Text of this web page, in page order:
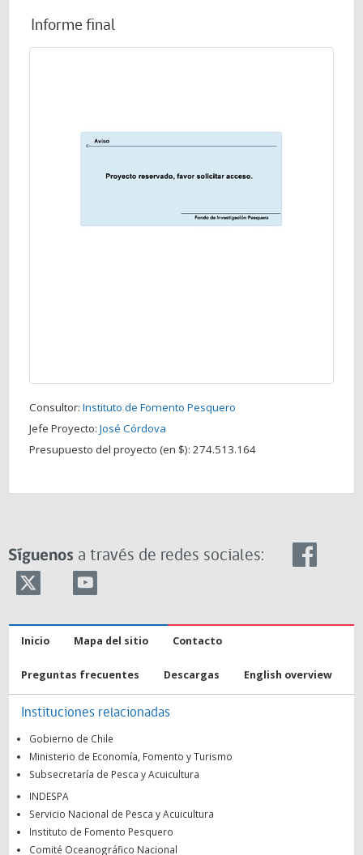
Informe final
Consultor: Instituto de Fomento Pesquero
Jefe Proyecto: José Córdova
Presupuesto del proyecto (en $): 274.513.164
Síguenos a través de redes sociales:
Inicio Mapa del sitio Contacto
Preguntas frecuentes Descargas English overview
Instituciones relacionadas
Gobierno de Chile
Ministerio de Economía, Fomento y Turismo
Subsecretaría de Pesca y Acuicultura
INDESPA
Servicio Nacional de Pesca y Acuicultura
Instituto de Fomento Pesquero
Comité Oceanográfico Nacional